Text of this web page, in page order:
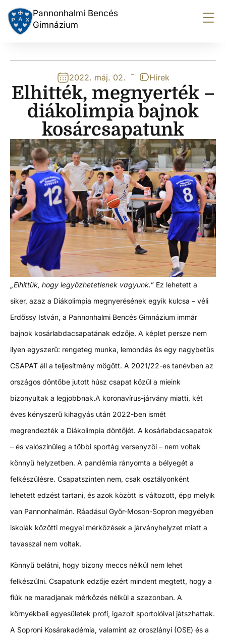
Pannonhalmi Bencés
Gimnázium
2022. máj. 02. - Hírek
Elhitték, megnyerték –
diákolimpia bajnok
kosárcsapatunk
„Elhittük, hogy legyőzhetetlenek vagyunk.” Ez lehetett a
siker, azaz a Diákolimpia megnyerésének egyik kulcsa – véli
Erdőssy István, a Pannonhalmi Bencés Gimnázium immár
bajnok kosárlabdacsapatának edzője. A képlet persze nem
ilyen egyszerű: rengeteg munka, lemondás és egy nagybetűs
CSAPAT áll a teljesítmény mögött. A 2021/22-es tanévben az
országos döntőbe jutott húsz csapat közül a mieink
bizonyultak a legjobbnak.A koronavírus-járvány miatti, két
éves kényszerű kihagyás után 2022-ben ismét
megrendezték a Diákolimpia döntőjét. A kosárlabdacsapatok
– és valószínűleg a többi sportág versenyzői – nem voltak
könnyű helyzetben. A pandémia rányomta a bélyegét a
felkészülésre. Csapatszinten nem, csak osztályonként
lehetett edzést tartani, és azok között is változott, épp melyik
van Pannonhalmán. Ráadásul Győr-Moson-Sopron megyében
iskolák közötti megyei mérkőzések a járványhelyzet miatt a
tavasszal nem voltak.
Könnyű belátni, hogy bizony meccs nélkül nem lehet
felkészülni. Csapatunk edzője ezért mindent megtett, hogy a
fiúk ne maradjanak mérkőzés nélkül a szezonban. A
környékbeli egyesületek profi, igazolt sportolóival játszhattak.
A Soproni Kosárakadémia, valamint az oroszlányi (OSE) és a